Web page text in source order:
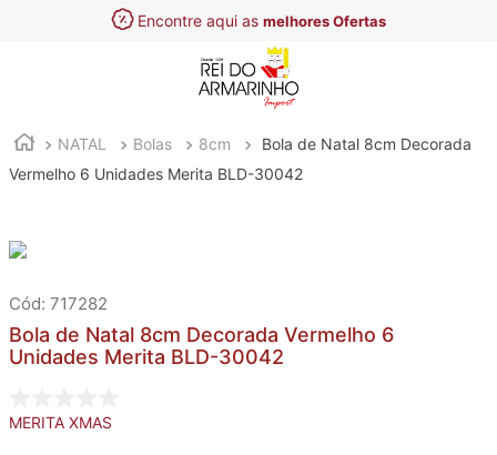
Encontre aqui as melhores Ofertas
NATAL Bolas 8cm
Bola de Natal 8cm Decorada
Vermelho 6 Unidades Merita BLD-30042
: 717282
Bola de Natal 8cm Decorada Vermelho 6
Unidades Merita BLD-30042
MERITA XMAS